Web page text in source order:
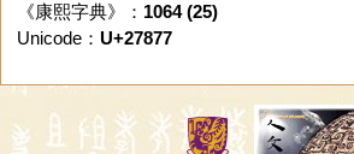
《康熙字典》： 1064 (25)
Unicode： U+27877